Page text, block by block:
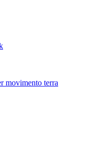
movimento terra